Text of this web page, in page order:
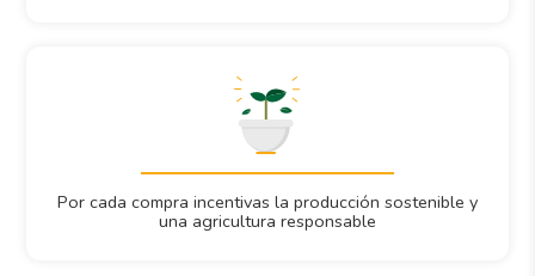
Por cada compra incentivas la producción sostenible y
una agricultura responsable